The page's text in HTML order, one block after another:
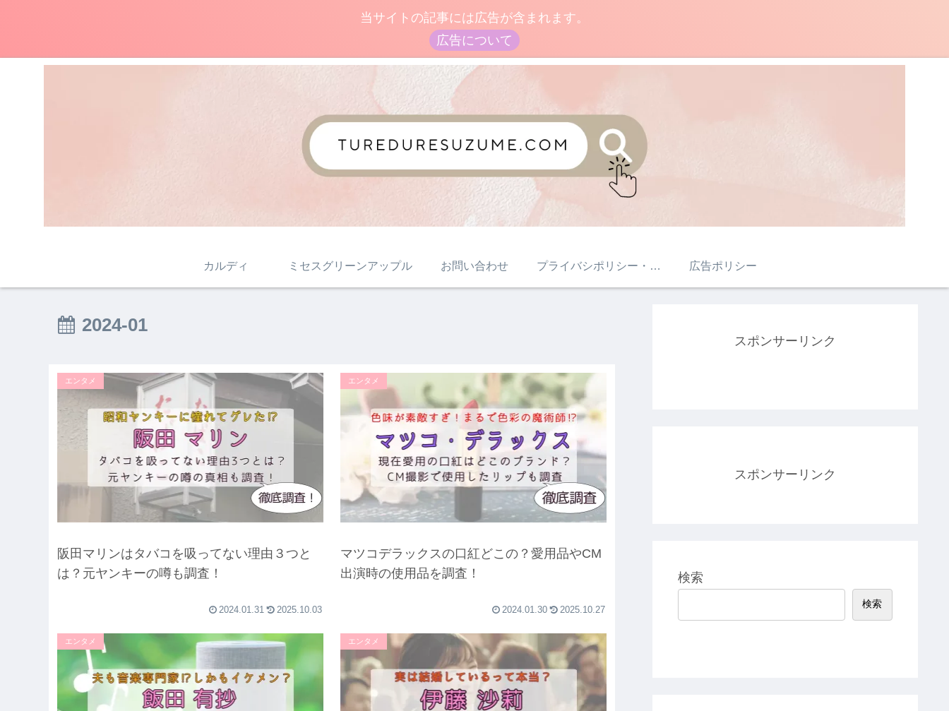
当サイトの記事には広告が含まれます。
広告について
カルディ ミセスグリーンアップル お問い合わせ プライバシポリシー・免責事項・著作権について 広告ポリシー
2024-01
エンタメ
阪田マリンはタバコを吸ってない理由３つと
は？元ヤンキーの噂も調査！
2024.01.31 2025.10.03
エンタメ
マツコデラックスの口紅どこの？愛用品やCM
出演時の使用品を調査！
2024.01.30 2025.10.27
エンタメ エンタメ
スポンサーリンク
スポンサーリンク
検索
検索